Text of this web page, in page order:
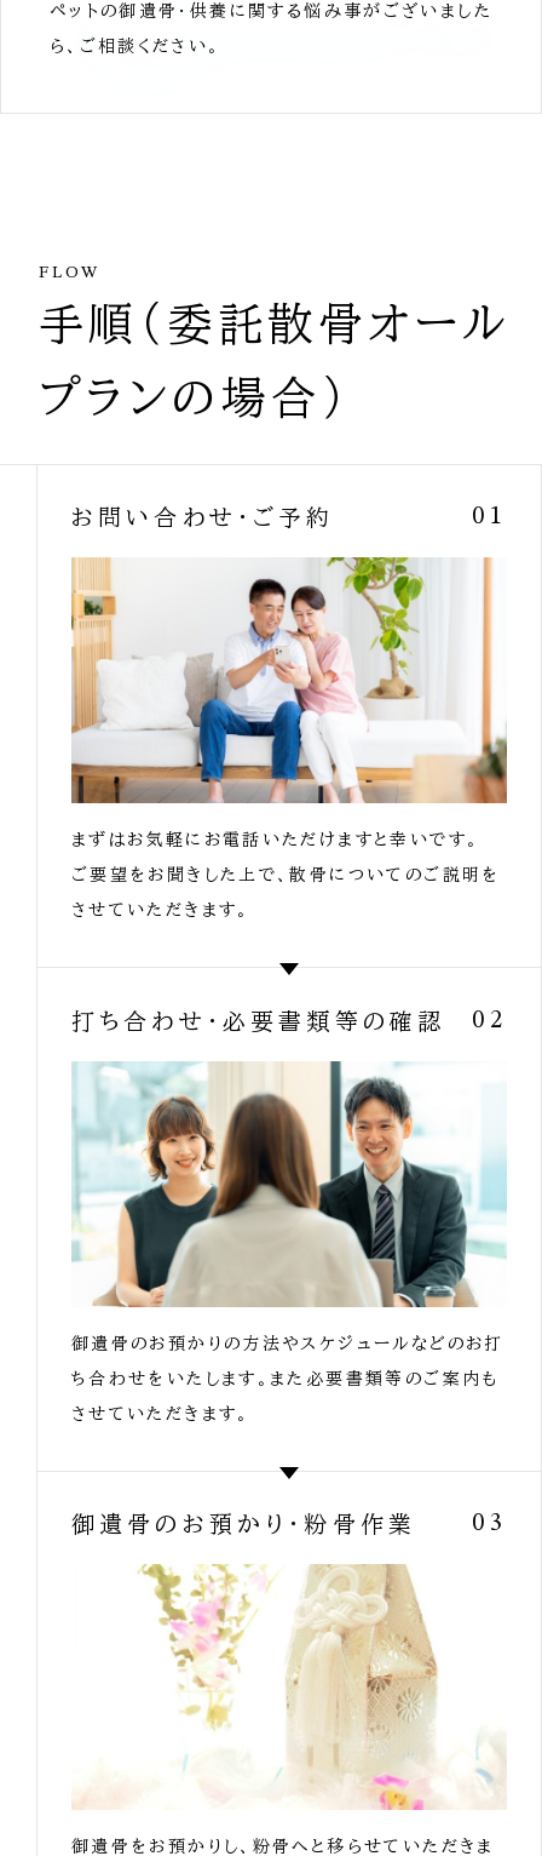
ペットの御遺骨・供養に関する悩み事がございました
ら、ご相談ください。
FLOW
手順（委託散骨オール
プランの場合）
お問い合わせ・ご予約 01
まずはお気軽にお電話いただけますと幸いです。
ご要望をお聞きした上で、散骨についてのご説明を
させていただきます。
打ち合わせ・必要書類等の確認 02
御遺骨のお預かりの方法やスケジュールなどのお打
ち合わせをいたします。また必要書類等のご案内も
させていただきます。
御遺骨のお預かり・粉骨作業 03
御遺骨をお預かりし、粉骨へと移らせていただきま